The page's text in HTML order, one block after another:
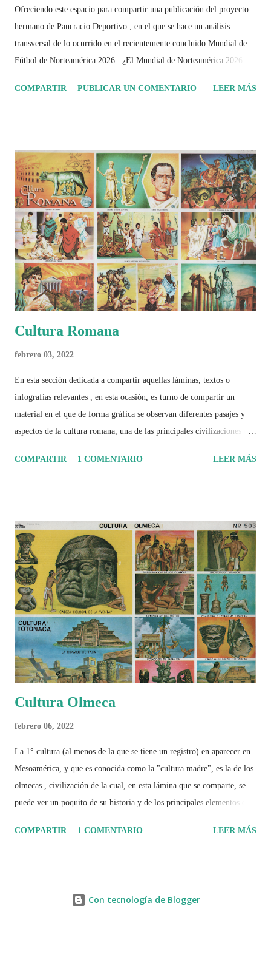
Ofreciendo este espacio para compartir una publicación del proyecto
hermano de Pancracio Deportivo , en el que se hace un análisis
transversal de lo ocurrido en el recientemente concluido Mundial de
Fútbol de Norteamérica 2026 . ¿El Mundial de Norteamérica 2026 ha
el recorrido de cada selección con infografías inspiradas en la
2026 ¿Un punto de quiebre?" Este especial de Pancracio Deportivo no
busca decir únicamente quién ganó o quién perdió. Busca responder si
este Mundial marcó un antes y un después en la forma de entender el
deporte, la identidad nacional, la globalización, la comercialización y
el papel del fútbol como reflejo de nuestras sociedades . Son 230
páginas de análisis, ilustraciones originales y ...
COMPARTIR PUBLICAR UN COMENTARIO LEER MÁS
Cultura Romana
febrero 03, 2022
En esta sección dedicada a compartir aquellas láminas, textos o
infografías relevantes , en esta ocasión, es turno de compartir un
material en el que de forma gráfica se observan diferentes pasajes y
aspectos de la cultura romana, una de las principales civilizaciones que
COMPARTIR
1 COMENTARIO LEER MÁS
Cultura Olmeca
febrero 06, 2022
La 1° cultura (al menos de la que se tiene un registro) en aparecer en
Mesoamérica, y que es conocida como la "cultura madre", es la de los
olmecas , civilización de la cual, en esta lámina que se comparte, se
puede ver un poquito de su historia y de los principales elementos que
COMPARTIR
1 COMENTARIO LEER MÁS
Con tecnología de Blogger